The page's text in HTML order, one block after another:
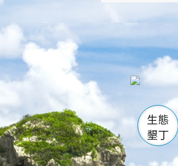
龜
生態
墾丁